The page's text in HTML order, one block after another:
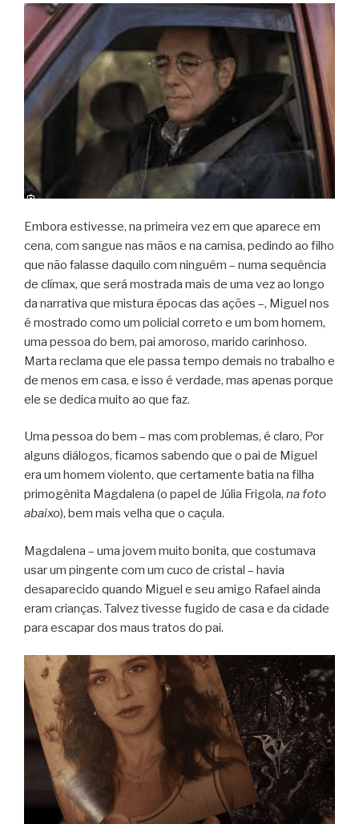
Embora estivesse, na primeira vez em que aparece em
cena, com sangue nas mãos e na camisa, pedindo ao filho
que não falasse daquilo com ninguém – numa sequência
de clímax, que será mostrada mais de uma vez ao longo
da narrativa que mistura épocas das ações –, Miguel nos
é mostrado como um policial correto e um bom homem,
uma pessoa do bem, pai amoroso, marido carinhoso.
Marta reclama que ele passa tempo demais no trabalho e
de menos em casa, e isso é verdade, mas apenas porque
ele se dedica muito ao que faz.
Uma pessoa do bem – mas com problemas, é claro, Por
alguns diálogos, ficamos sabendo que o pai de Miguel
era um homem violento, que certamente batia na filha
primogênita Magdalena (o papel de Júlia Frigola, na foto
abaixo), bem mais velha que o caçula.
Magdalena – uma jovem muito bonita, que costumava
usar um pingente com um cuco de cristal – havia
desaparecido quando Miguel e seu amigo Rafael ainda
eram crianças. Talvez tivesse fugido de casa e da cidade
para escapar dos maus tratos do pai.